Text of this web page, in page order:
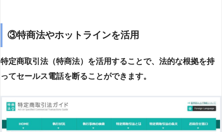
③特商法やホットラインを活用
特定商取引法（特商法）を活用することで、法的な根拠を持
ってセールス電話を断ることができます。